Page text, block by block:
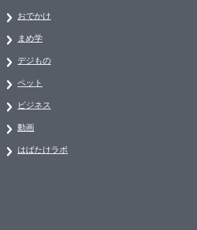
おでかけ
まめ学
デジもの
ペット
ビジネス
動画
はばたけラボ